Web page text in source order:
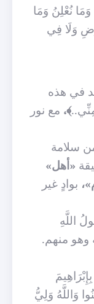
نُعْلِنُ وَمَا
وَلَا فِي
في هذه
﴾، مع نور
سلامة
«أهل»
بوادٍ غير
اللَّهِ
وهو منهم.
وَاللَّهُ وَلِيُّ